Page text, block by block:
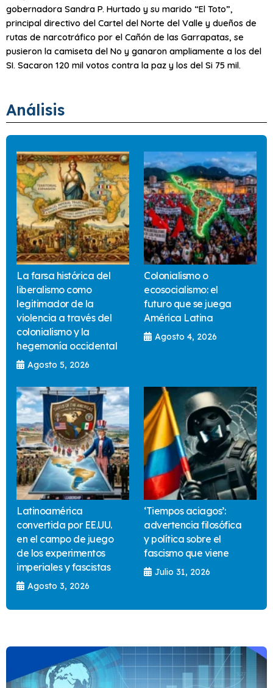
gobernadora Sandra P. Hurtado y su marido “El Toto”,
principal directivo del Cartel del Norte del Valle y dueños de
rutas de narcotráfico por el Cañón de las Garrapatas, se
pusieron la camiseta del No y ganaron ampliamente a los del
SI. Sacaron 120 mil votos contra la paz y los del Si 75 mil.
Análisis
La farsa histórica del
liberalismo como
legitimador de la
violencia a través del
colonialismo y la
hegemonía occidental
Agosto 5, 2026
Colonialismo o
ecosocialismo: el
futuro que se juega
América Latina
Agosto 4, 2026
Latinoamérica
convertida por EE.UU.
en el campo de juego
de los experimentos
imperiales y fascistas
Agosto 3, 2026
‘Tiempos aciagos’:
advertencia filosófica
y política sobre el
fascismo que viene
Julio 31, 2026